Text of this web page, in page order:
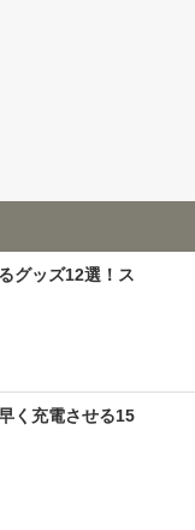
グッズ12選！ス
く充電させる15